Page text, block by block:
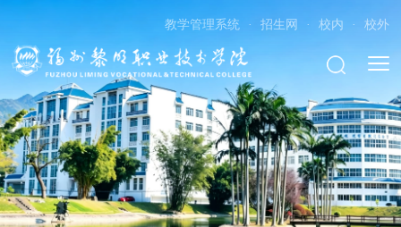
教学管理系统 · 招生网 · 校内 · 校外